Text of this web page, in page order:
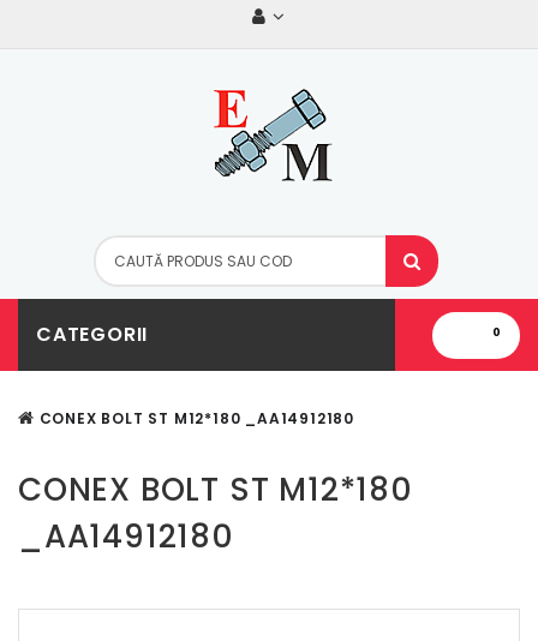
0
CATEGORII
CONEX BOLT ST M12*180 _AA14912180
CONEX BOLT ST M12*180
_AA14912180